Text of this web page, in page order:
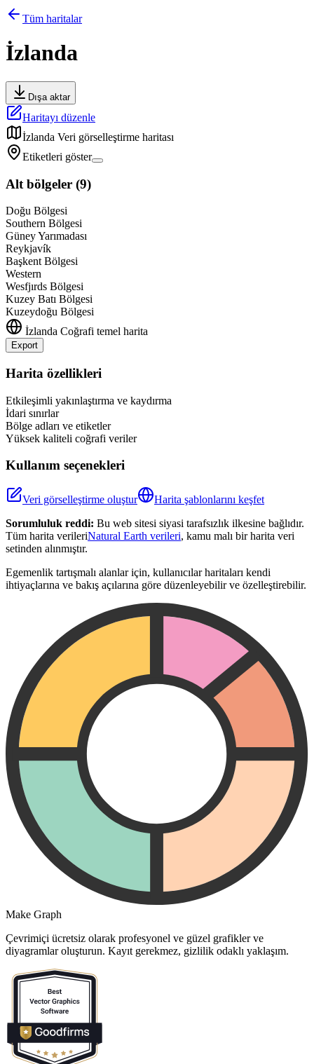
Tüm haritalar
İzlanda
Dışa aktar
Haritayı düzenle
İzlanda Veri görselleştirme haritası
Etiketleri göster
Alt bölgeler (9)
Doğu Bölgesi
Southern Bölgesi
Güney Yarımadası
Reykjavík
Başkent Bölgesi
Western
Wesfjırds Bölgesi
Kuzey Batı Bölgesi
Kuzeydoğu Bölgesi
İzlanda Coğrafi temel harita
Export
+
−
Harita özellikleri
Etkileşimli yakınlaştırma ve kaydırma
İdari sınırlar
Bölge adları ve etiketler
Yüksek kaliteli coğrafi veriler
Kullanım seçenekleri
Veri görselleştirme oluştur
Harita şablonlarını keşfet
Sorumluluk reddi: Bu web sitesi siyasi tarafsızlık ilkesine bağlıdır.
Tüm harita verileriNatural Earth verileri, kamu malı bir harita veri
setinden alınmıştır.
Egemenlik tartışmalı alanlar için, kullanıcılar haritaları kendi
ihtiyaçlarına ve bakış açılarına göre düzenleyebilir ve özelleştirebilir.
Make Graph
Çevrimiçi ücretsiz olarak profesyonel ve güzel grafikler ve
diyagramlar oluşturun. Kayıt gerekmez, gizlilik odaklı yaklaşım.